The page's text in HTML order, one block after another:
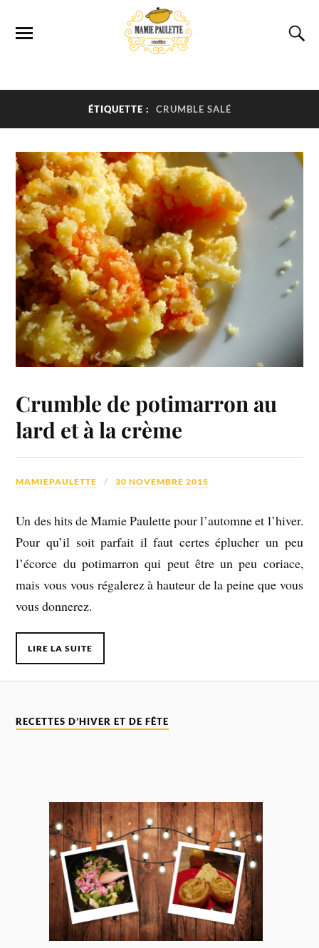
ÉTIQUETTE : CRUMBLE SALÉ
Crumble de potimarron au
lard et à la crème
MAMIEPAULETTE 30 NOVEMBRE 2015
Un des hits de Mamie Paulette pour l’automne et l’hiver.
Pour qu’il soit parfait il faut certes éplucher un peu
l’écorce du potimarron qui peut être un peu coriace,
mais vous vous régalerez à hauteur de la peine que vous
vous donnerez.
LIRE LA SUITE
RECETTES D’HIVER ET DE FÊTE